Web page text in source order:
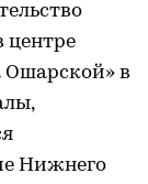
центре
Ошарской» в
Нижнего